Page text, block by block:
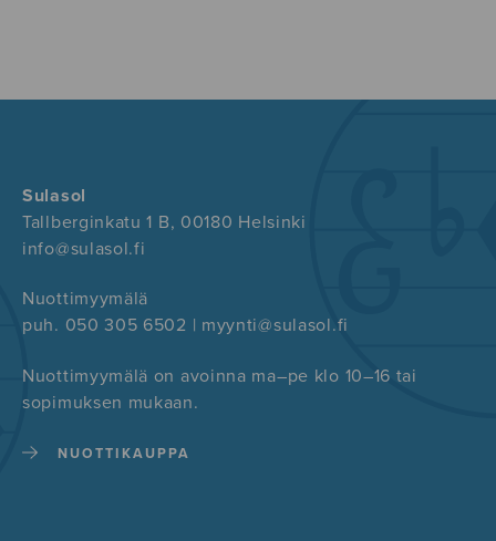
Sulasol
Tallberginkatu 1 B, 00180 Helsinki
info@sulasol.fi
Nuottimyymälä
puh. 050 305 6502 | myynti@sulasol.fi
Nuottimyymälä on avoinna ma–pe klo 10–16 tai
sopimuksen mukaan.
NUOTTIKAUPPA